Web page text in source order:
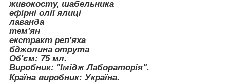
живокосту, шабельника
ефірні олії ялиці
лаванда
тем'ян
екстракт реп'яха
бджолина отрута
Об'єм: 75 мл.
Виробник: "Імідж Лабораторія".
Країна виробник: Україна.